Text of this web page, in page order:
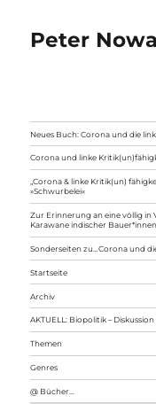
Peter
Neues Buch: Corona und die
Corona und linke
„Corona & linke Kritik(un)
»Schwurbelei«
Zur Erinnerung an eine völlig in
Karawane indischer
Sonderseiten zu…Corona und
Startseite
Archiv
AKTUELL: Biopolitik –
Themen
Genres
@ Bücher…